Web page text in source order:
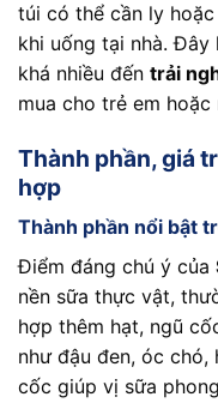
túi có thể cần ly
khi uống tại nhà. Đây
khá nhiều đến trải
mua cho trẻ em
Thành phần, giá
hợp
Thành phần nổi bật
Điểm đáng chú ý của
nền sữa thực vật,
hợp thêm hạt, ngũ
như đậu đen, óc chó,
cốc giúp vị sữa